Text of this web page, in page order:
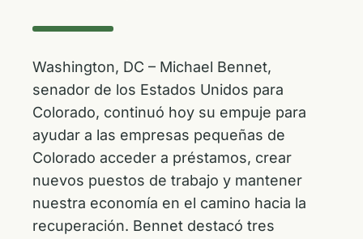
Washington, DC – Michael Bennet,
senador de los Estados Unidos para
Colorado, continuó hoy su empuje para
ayudar a las empresas pequeñas de
Colorado acceder a préstamos, crear
nuevos puestos de trabajo y mantener
nuestra economía en el camino hacia la
recuperación. Bennet destacó tres